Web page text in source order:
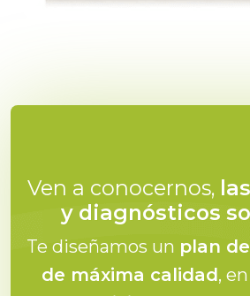
Ven a conocernos,
y diagnósticos
Te diseñamos un plan
de máxima calidad,